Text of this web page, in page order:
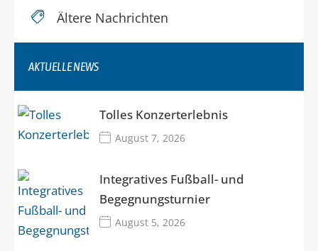
Ältere Nachrichten
AKTUELLE NEWS
Tolles Konzerterlebnis
August 7, 2026
Integratives Fußball- und
Begegnungsturnier
August 5, 2026